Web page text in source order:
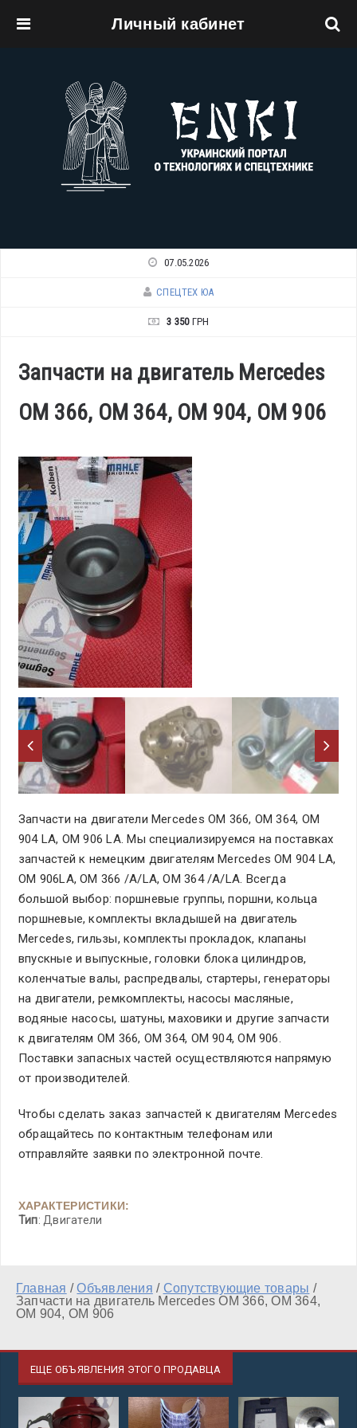
Личный кабинет
07.05.2026
СПЕЦТЕХ ЮА
3 350 ГРН
Запчасти на двигатель Mercedes
OM 366, OM 364, OM 904, OM 906
Запчасти на двигатели Mercedes OM 366, OM 364, OM
904 LA, OM 906 LA. Мы специализируемся на поставках
запчастей к немецким двигателям Mercedes OM 904 LA,
OM 906LA, OM 366 /A/LA, OM 364 /A/LA. Всегда
большой выбор: поршневые группы, поршни, кольца
поршневые, комплекты вкладышей на двигатель
Mercedes, гильзы, комплекты прокладок, клапаны
впускные и выпускные, головки блока цилиндров,
коленчатые валы, распредвалы, стартеры, генераторы
на двигатели, ремкомплекты, насосы масляные,
водяные насосы, шатуны, маховики и другие запчасти
к двигателям OM 366, OM 364, OM 904, OM 906.
Поставки запасных частей осуществляются напрямую
от производителей.
Чтобы сделать заказ запчастей к двигателям Mercedes
обращайтесь по контактным телефонам или
отправляйте заявки по электронной почте.
ХАРАКТЕРИСТИКИ:
Тип: Двигатели
Главная /Объявления / Сопутствующие товары /
Запчасти на двигатель Mercedes OM 366, OM 364,
OM 904, OM 906
ЕЩЕ ОБЪЯВЛЕНИЯ ЭТОГО ПРОДАВЦА